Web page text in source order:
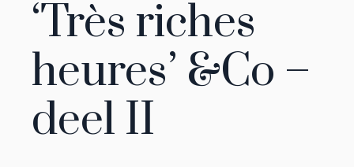
‘Très riches
heures’ &Co –
deel II